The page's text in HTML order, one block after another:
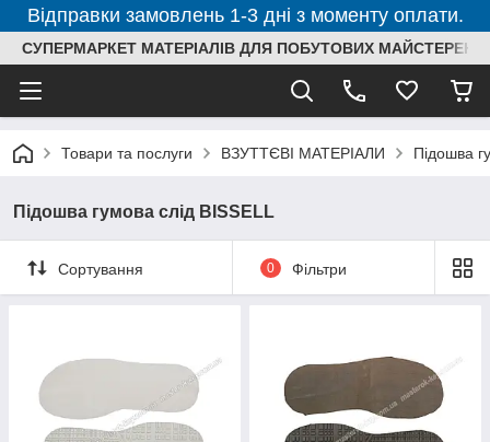
Відправки замовлень 1-3 дні з моменту оплати.
СУПЕРМАРКЕТ МАТЕРІАЛІВ ДЛЯ ПОБУТОВИХ МАЙСТЕРЕНЬ
Товари та послуги ВЗУТТЄВІ МАТЕРІАЛИ Підошва
Підошва гумова слід BISSELL
Сортування 0 Фільтри